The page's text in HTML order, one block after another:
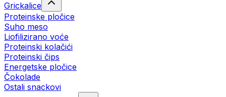
Grickalice
Proteinske pločice
Suho meso
Liofilizirano voće
Proteinski kolačići
Proteinski čips
Energetske pločice
Čokolade
Ostali snackovi